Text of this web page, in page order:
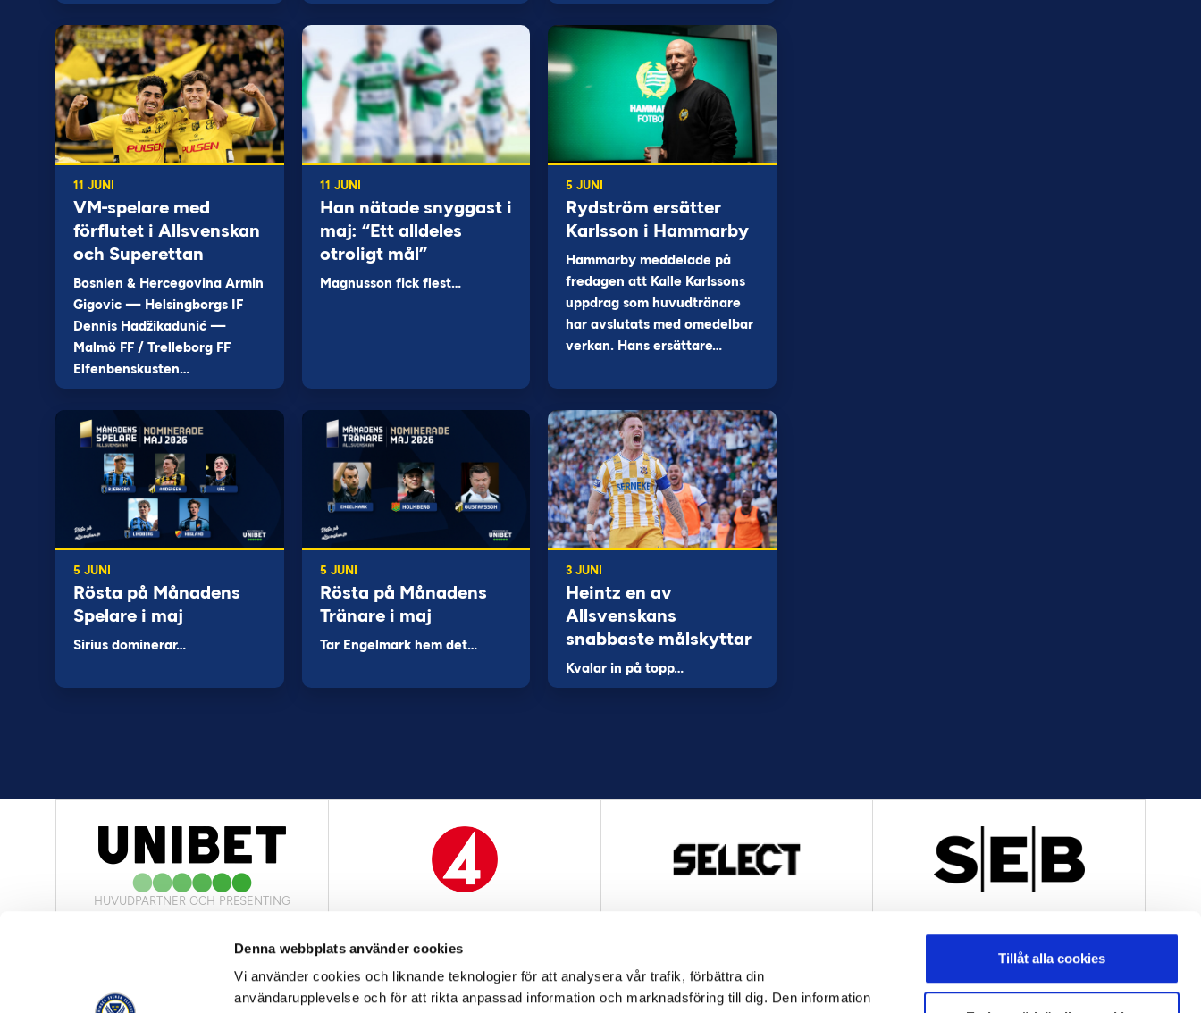
Denna webbplats använder cookies
Vi använder cookies och liknande teknologier för att analysera vår trafik, förbättra din
användarupplevelse och för att rikta anpassad information och marknadsföring till dig. Den information
Tillåt alla cookies
11 JUNI
VM-spelare med
förflutet i Allsvenskan
och Superettan
Bosnien & Hercegovina Armin
Gigovic — Helsingborgs IF
Dennis Hadžikadunić —
Malmö FF / Trelleborg FF
Elfenbenskusten…
11 JUNI
Han nätade snyggast i
maj: “Ett alldeles
otroligt mål”
Magnusson fick flest…
5 JUNI
Rydström ersätter
Karlsson i Hammarby
Hammarby meddelade på
fredagen att Kalle Karlssons
uppdrag som huvudtränare
har avslutats med omedelbar
verkan. Hans ersättare…
5 JUNI
Rösta på Månadens
Spelare i maj
Sirius dominerar…
5 JUNI
Rösta på Månadens
Tränare i maj
Tar Engelmark hem det…
3 JUNI
Heintz en av
Allsvenskans
snabbaste målskyttar
Kvalar in på topp…
HUVUDPARTNER OCH PRESENTING